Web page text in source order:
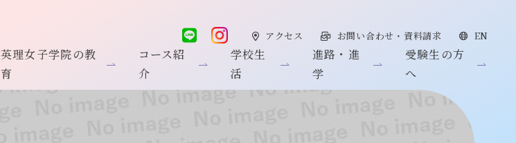
アクセス お問い合わせ・資料請求 EN
英理女子学院の教
育
コース紹
介
学校生
活
進路・進
学
受験生の方
へ